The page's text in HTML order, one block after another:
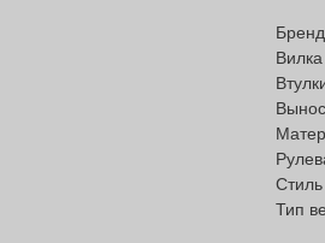
Бренд
Вилка
Стиль
Тип